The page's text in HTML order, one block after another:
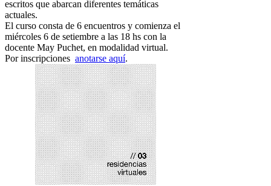
escritos que abarcan diferentes temáticas
actuales.
El curso consta de 6 encuentros y comienza el
miércoles 6 de setiembre a las 18 hs con la
docente May Puchet, en modalidad virtual.
Por inscripciones anotarse aquí.